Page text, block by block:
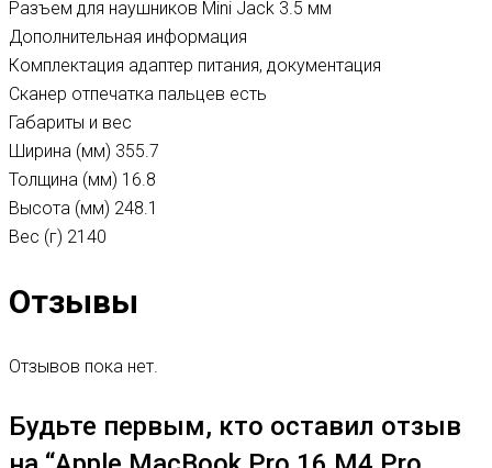
Разъем для наушников Mini Jack 3.5 мм
Дополнительная информация
Комплектация адаптер питания, документация
Сканер отпечатка пальцев есть
Габариты и вес
Ширина (мм) 355.7
Толщина (мм) 16.8
Высота (мм) 248.1
Вес (г) 2140
Отзывы
Отзывов пока нет.
Будьте первым, кто оставил отзыв